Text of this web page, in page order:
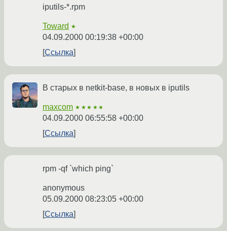
iputils-*.rpm
Toward ★
04.09.2000 00:19:38 +00:00
Ссылка
В старых в netkit-base, в новых в iputils
maxcom ★★★★★
04.09.2000 06:55:58 +00:00
Ссылка
rpm -qf `which ping`
anonymous
05.09.2000 08:23:05 +00:00
Ссылка